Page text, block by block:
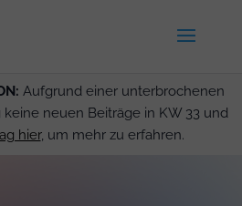
Aufgrund einer unterbrochenen
neuen Beiträge in KW 33 und
hier, um mehr zu erfahren.